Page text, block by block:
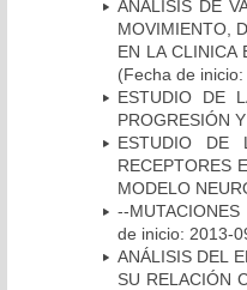
ANALISIS DE
MOVIMIENTO,
EN LA CLINICA
(Fecha de
ESTUDIO DE
PROGRESIÓN
ESTUDIO DE
RECEPTORES
MODELO
--
de inicio: 2013-
ANÁLISIS DEL
SU RELACIÓN